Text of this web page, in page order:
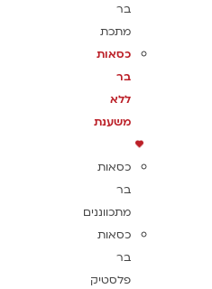
בר
מתכת
כסאות
בר
ללא
משענת
כסאות
בר
מתכווננים
כסאות
בר
פלסטיק